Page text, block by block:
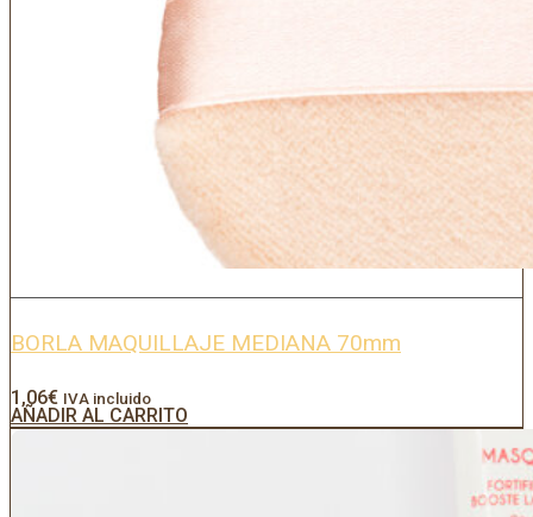
BORLA MAQUILLAJE MEDIANA 70mm
1,06€ IVA incluido
AÑADIR AL CARRITO